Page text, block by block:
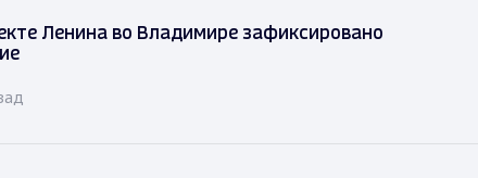
Ленина во Владимире зафиксировано